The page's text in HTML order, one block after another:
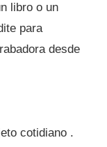
libro o un
para
desde
cotidiano .